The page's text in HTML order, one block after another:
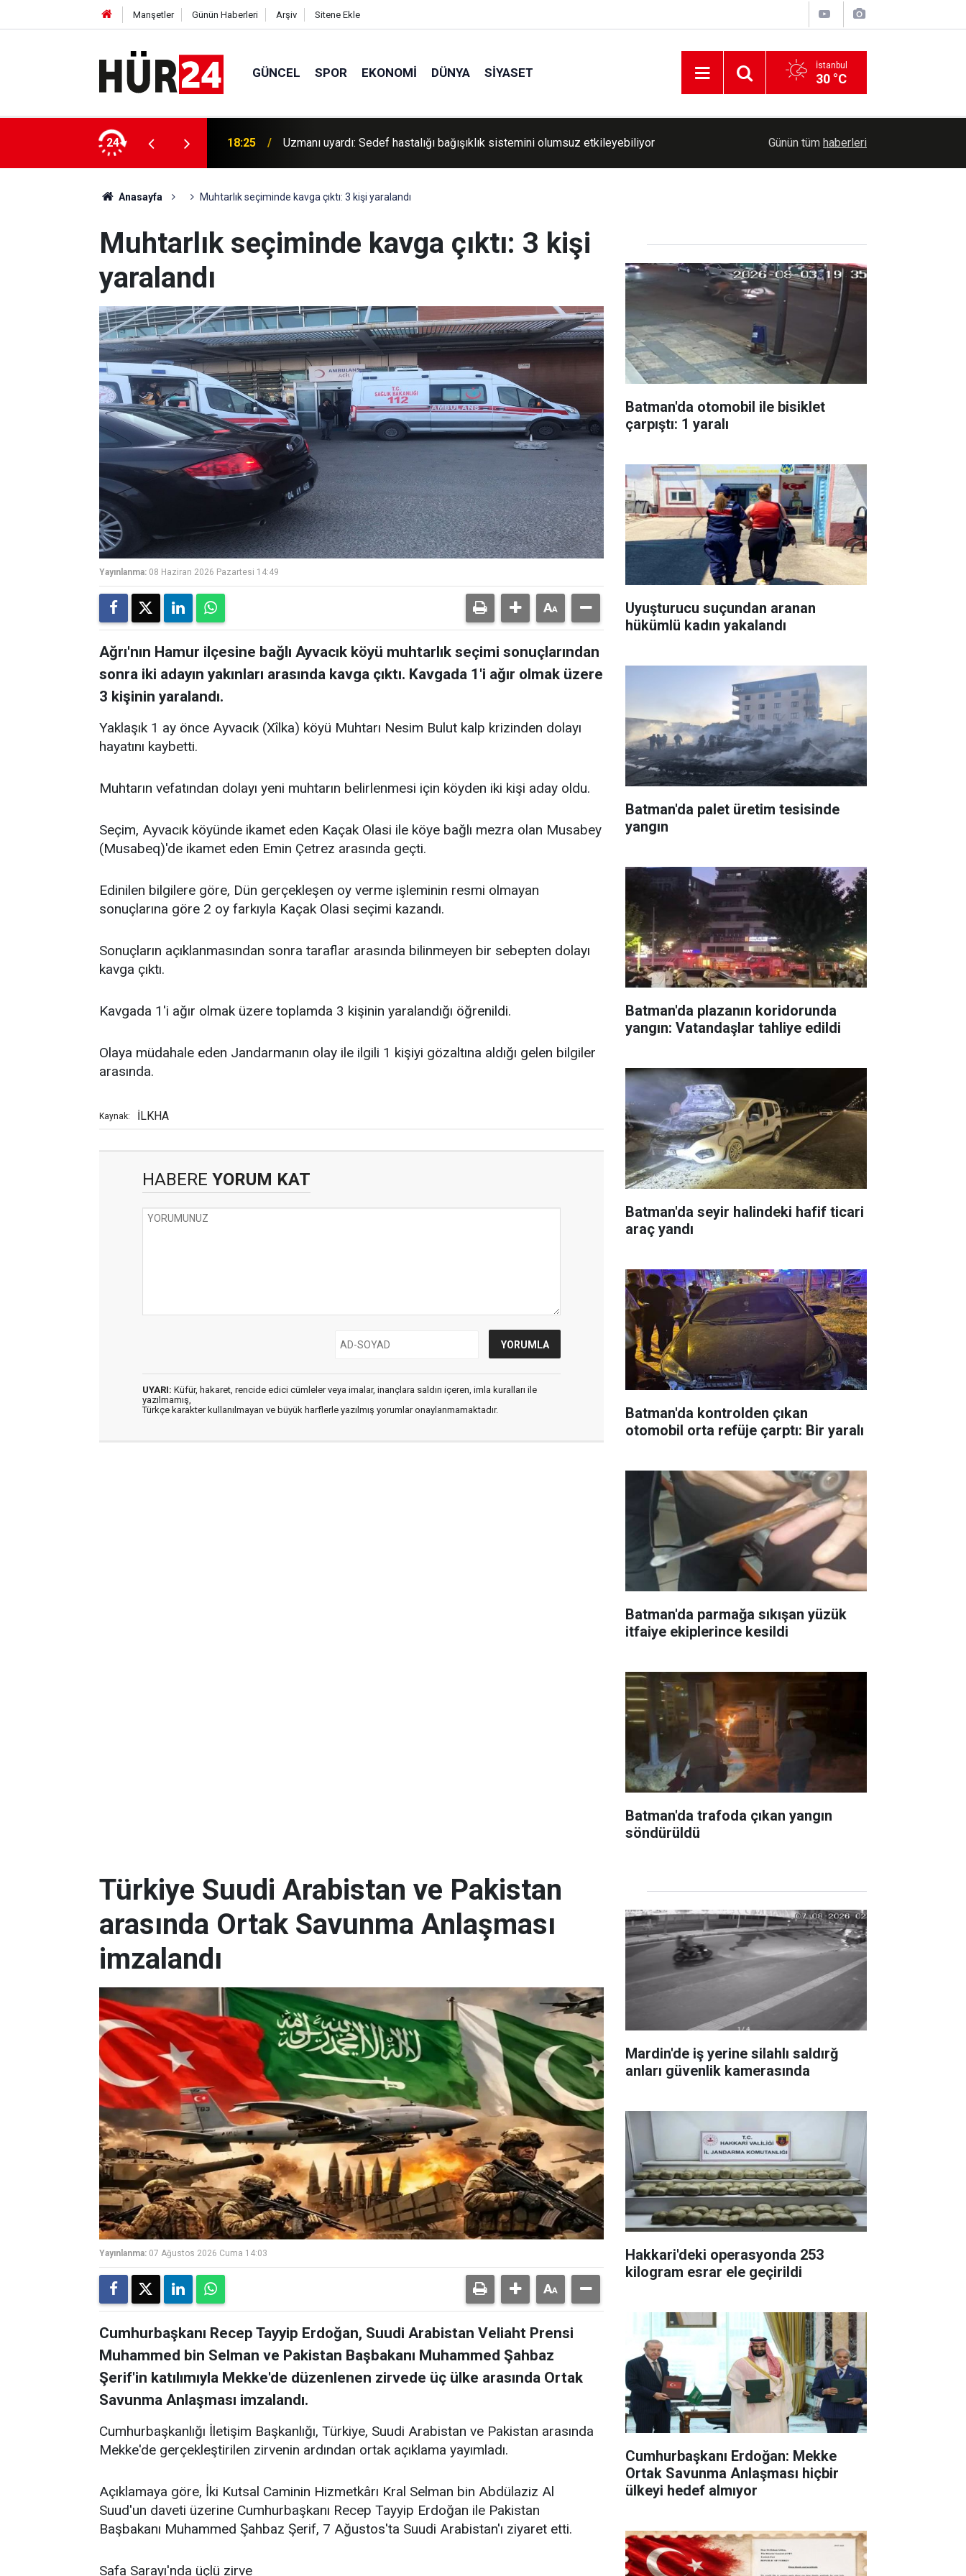
Manşetler Günün Haberleri Arşiv Sitene Ekle
GÜNCEL SPOR EKONOMI DÜNYA SIYASET İstanbul
30 °C
24
sistemini olumsuz etkileyebiliyor 18:21
Şam'daki bombalı saldırının bilançosunda düzeltme yapıldı: Ölü yok 14 yaralı
var
Hindistan balistik füze testis gerçekleştirdi
Günün tüm haberleri
Anasayfa Muhtarlık seçiminde kavga çıktı: 3 kişi yaralandı
Muhtarlık seçiminde kavga çıktı: 3 kişi
yaralandı
Yayınlanma: 08 Haziran 2026 Pazartesi 14:49
Ağrı'nın Hamur ilçesine bağlı Ayvacık köyü muhtarlık seçimi sonuçlarından
sonra iki adayın yakınları arasında kavga çıktı. Kavgada 1'i ağır olmak üzere
3 kişinin yaralandı.
Yaklaşık 1 ay önce Ayvacık (Xîlka) köyü Muhtarı Nesim Bulut kalp krizinden dolayı
hayatını kaybetti.
Muhtarın vefatından dolayı yeni muhtarın belirlenmesi için köyden iki kişi aday oldu.
Seçim, Ayvacık köyünde ikamet eden Kaçak Olasi ile köye bağlı mezra olan Musabey
(Musabeq)'de ikamet eden Emin Çetrez arasında geçti.
Edinilen bilgilere göre, Dün gerçekleşen oy verme işleminin resmi olmayan
sonuçlarına göre 2 oy farkıyla Kaçak Olasi seçimi kazandı.
Sonuçların açıklanmasından sonra taraflar arasında bilinmeyen bir sebepten dolayı
kavga çıktı.
Kavgada 1'i ağır olmak üzere toplamda 3 kişinin yaralandığı öğrenildi.
Olaya müdahale eden Jandarmanın olay ile ilgili 1 kişiyi gözaltına aldığı gelen bilgiler
arasında.
Kaynak: İLKHA
HABERE YORUM KAT
UYARI: Küfür, hakaret, rencide edici cümleler veya imalar, inançlara saldırı içeren, imla kuralları ile
yazılmamış,
Türkçe karakter kullanılmayan ve büyük harflerle yazılmış yorumlar onaylanmamaktadır.
Batman'da otomobil ile bisiklet
çarpıştı: 1 yaralı
Uyuşturucu suçundan aranan
hükümlü kadın yakalandı
Batman'da palet üretim tesisinde
yangın
Batman'da plazanın koridorunda
yangın: Vatandaşlar tahliye edildi
Batman'da seyir halindeki hafif ticari
araç yandı
Batman'da kontrolden çıkan
otomobil orta refüje çarptı: Bir yaralı
Batman'da parmağa sıkışan yüzük
itfaiye ekiplerince kesildi
Batman'da trafoda çıkan yangın
söndürüldü
Türkiye Suudi Arabistan ve Pakistan
arasında Ortak Savunma Anlaşması
imzalandı
Yayınlanma: 07 Ağustos 2026 Cuma 14:03
Cumhurbaşkanı Recep Tayyip Erdoğan, Suudi Arabistan Veliaht Prensi
Muhammed bin Selman ve Pakistan Başbakanı Muhammed Şahbaz
Şerif'in katılımıyla Mekke'de düzenlenen zirvede üç ülke arasında Ortak
Savunma Anlaşması imzalandı.
Cumhurbaşkanlığı İletişim Başkanlığı, Türkiye, Suudi Arabistan ve Pakistan arasında
Mekke'de gerçekleştirilen zirvenin ardından ortak açıklama yayımladı.
Açıklamaya göre, İki Kutsal Caminin Hizmetkârı Kral Selman bin Abdülaziz Al
Suud'un daveti üzerine Cumhurbaşkanı Recep Tayyip Erdoğan ile Pakistan
Başbakanı Muhammed Şahbaz Şerif, 7 Ağustos'ta Suudi Arabistan'ı ziyaret etti.
Safa Sarayı'nda üçlü zirve
Mardin'de iş yerine silahlı saldırğ
anları güvenlik kamerasında
Hakkari'deki operasyonda 253
kilogram esrar ele geçirildi
Cumhurbaşkanı Erdoğan: Mekke
Ortak Savunma Anlaşması hiçbir
ülkeyi hedef almıyor